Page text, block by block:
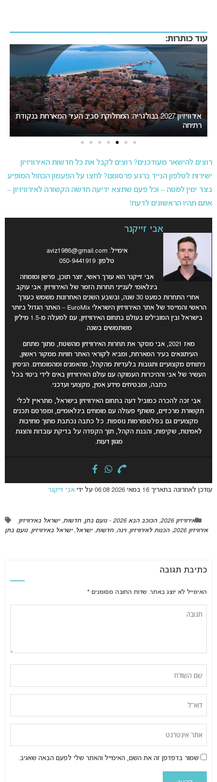
עוד כותרות:
המירוץ לאירוויזיון 2027: בורגס בדרך לחטוף לסופיה את האירוח
רוצים להישאר מעודכנים? רוצים לקבל את כל חדשות האירוויזיון
ישירות לטלפון הנייד ברגע פרסומם? לחצו על הפעמון הכחול המופיע
בצד ימין למטה – וכל פעם שתצא ידיעה חדשה הקשורה לאירוויזיון –
אתם תהיו הראשונים לדעת!
אבי זייקנר
אימייל: aviz1986@gmail.com
טלפון: 050-9441919
אבי זייקנר הוא עורך ראשי, יוצר תוכן, פרשן ומומחה
בינלאומי לענייני תחרות הזמר של האירוויזיון. אבי עוקב
אחרי התחרות כמעט 30 שנה, ובשבע השנים האחרונות משמש כעורך
הראשי והמייסד של אתר האירוויזיון הישראלי EuroMix – האתר הגדול ביותר
בישראל ובין המובילים בעולם בתחום האירוויזיון, עם למעלה מ-1.5 מיליון
משתמשים בשנה.
מאז 2021, אבי מסקר את תחרות האירוויזיון מהשטח, מתוך מתחם
העיתונאים בעיר המארחת, ומביא לקוראי האתר חוויות ממקור ראשון,
ניתוחים מקצועיים ותגובות בלעדיות מהקהל, מהאמנים ומהמומחים. הניסיון
העשיר של אבי וההיכרות העמוקה עם עולם האירוויזיון באים לידי ביטוי בכל
כתבה, ומבטיחים מידע אמין, מקצועי ועדכני.
אבי זכה להכרה כמוביל דעה בתחום האירוויזיון בישראל, מתראיין לכלי
תקשורת מרכזיים, משתף פעולה עם מומחים בינלאומיים, ומפרסם תכנים
מקצועיים גם בפלטפורמות נוספות. כל כתבה נכתבת מתוך מחויבות
לאמינות, שקיפות, והבנת הקהל, תוך הקפדה על בדיקת עובדות והצגת
מגוון דעות.
עודכן לאחרונה בתאריך 16 במאי 2026 06:08 על ידי אבי זייקנר
אירוויזיון 2026 ,הכוכב הבא 2026 - נועם בתן ,חדשות,ישראל באירוויזיון
אירוויזיון 2026
,הכנות לאירוויזיון,וינה,חדשות,ישראל,ישראל באירוויזיון,נועם בתן
כתיבת תגובה
האימייל לא יוצג באתר. שדות החובה מסומנים *
שמור בדפדפן זה את השם, האימייל והאתר שלי לפעם הבאה שאגיב.